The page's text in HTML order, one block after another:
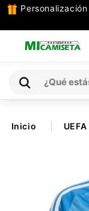
TODAS
LAS
CATEGORIAS
La Liga
Inicio